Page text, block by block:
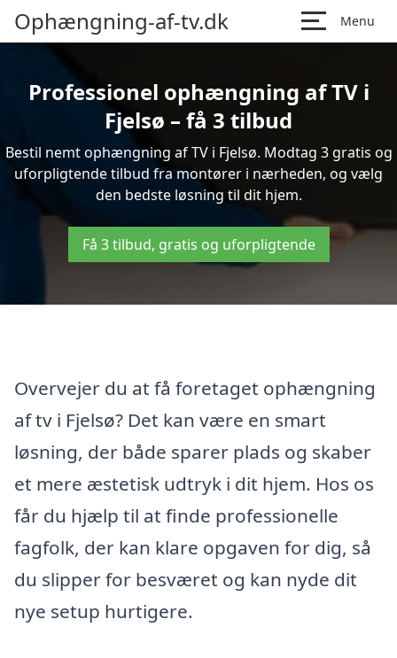
Ophængning-af-tv.dk Menu
Professionel ophængning af TV i
Fjelsø – få 3 tilbud
Bestil nemt ophængning af TV i Fjelsø. Modtag 3 gratis og
uforpligtende tilbud fra montører i nærheden, og vælg
den bedste løsning til dit hjem.
Få 3 tilbud, gratis og uforpligtende
Overvejer du at få foretaget ophængning
af tv i Fjelsø? Det kan være en smart
løsning, der både sparer plads og skaber
et mere æstetisk udtryk i dit hjem. Hos os
får du hjælp til at finde professionelle
fagfolk, der kan klare opgaven for dig, så
du slipper for besværet og kan nyde dit
nye setup hurtigere.